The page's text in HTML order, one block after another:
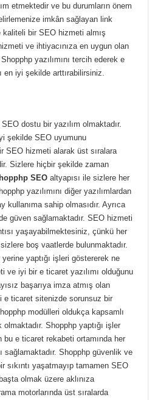
etmektedir ve bu durumların önem
imkân sağlayan link
bir SEO hizmeti almış
ve ihtiyacınıza en uygun olan
yazılımını tercih ederek e
en iyi şekilde arttırabilirsiniz.
dostu bir yazılım olmaktadır.
şekilde SEO uyumunu
SEO hizmeti alarak üst sıralara
Sizlere hiçbir şekilde zaman
SEO altyapısı ile sizlere her
yazılımını diğer yazılımlardan
kullanıma sahip olmasıdır. Ayrıca
güven sağlamaktadır. SEO hizmeti
yaşayabilmektesiniz, çünkü her
boş vaatlerde bulunmaktadır.
yaptığı işleri göstererek ne
ve iyi bir e ticaret yazılımı olduğunu
başarıya imza atmış olan
e ticaret sitenizde sorunsuz bir
modülleri oldukça kapsamlı
Shopphp yaptığı işler
bu e ticaret rekabeti ortamında her
sağlamaktadır. Shopphp güvenlik ve
sıkıntı yaşatmayıp tamamen SEO
olmak üzere aklınıza
motorlarında üst sıralarda